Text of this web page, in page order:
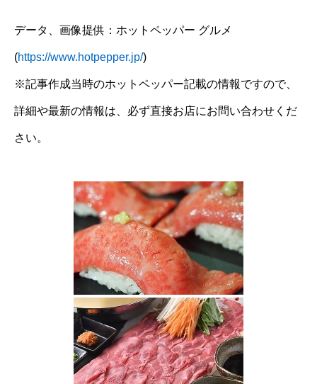
データ、画像提供：ホットペッパー グルメ
(https://www.hotpepper.jp/)
※記事作成当時のホットペッパー記載の情報ですので、
詳細や最新の情報は、必ず直接お店にお問い合わせくだ
さい。